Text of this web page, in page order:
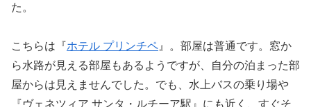
た。
こちらは『ホテル プリンチペ』。部屋は普通です。窓か
ら水路が見える部屋もあるようですが、自分の泊まった部
屋からは見えませんでした。でも、水上バスの乗り場や
『ヴェネツィア サンタ・ルチーア駅』にも近く、すぐそ